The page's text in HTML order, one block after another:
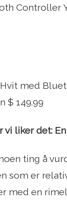
Controller
med
$ 149.99
vi liker det:
ting å
som er
med en